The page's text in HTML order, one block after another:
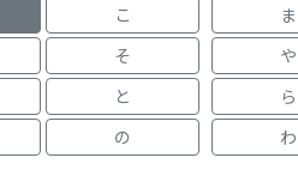
こ ま
そ や
と ら
の わ